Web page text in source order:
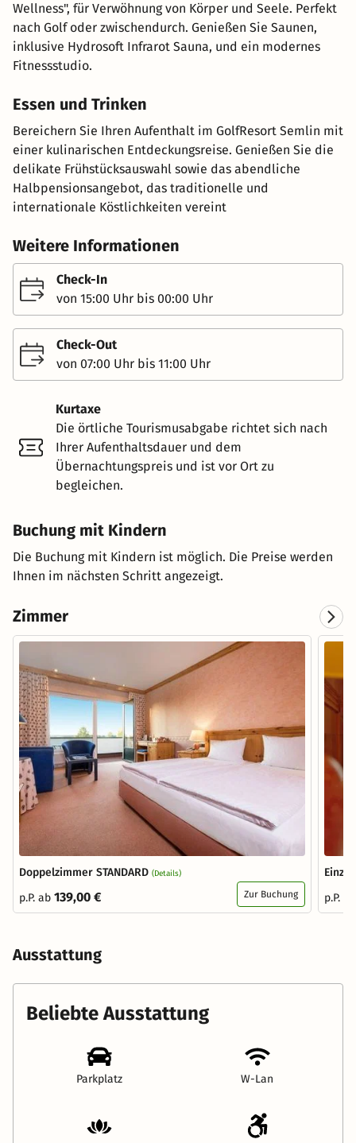
Wellness", für Verwöhnung von Körper und Seele. Perfekt
nach Golf oder zwischendurch. Genießen Sie Saunen,
inklusive Hydrosoft Infrarot Sauna, und ein modernes
Fitnessstudio.
Essen und Trinken
Bereichern Sie Ihren Aufenthalt im GolfResort Semlin mit
einer kulinarischen Entdeckungsreise. Genießen Sie die
delikate Frühstücksauswahl sowie das abendliche
Halbpensionsangebot, das traditionelle und
internationale Köstlichkeiten vereint
Weitere Informationen
Check-In
von 15:00 Uhr bis 00:00 Uhr
Check-Out
von 07:00 Uhr bis 11:00 Uhr
Kurtaxe
Die örtliche Tourismusabgabe richtet sich nach
Ihrer Aufenthaltsdauer und dem
Übernachtungspreis und ist vor Ort zu
begleichen.
Buchung mit Kindern
Die Buchung mit Kindern ist möglich. Die Preise werden
Ihnen im nächsten Schritt angezeigt.
Zimmer
Doppelzimmer STANDARD (Details)
p.P. ab 139,00 € Zur Buchung
p.P.
Ausstattung
Beliebte Ausstattung
Parkplatz W-Lan